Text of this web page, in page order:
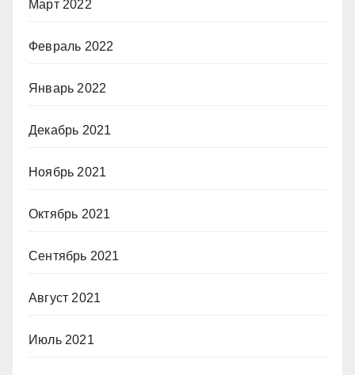
Март 2022
Февраль 2022
Январь 2022
Декабрь 2021
Ноябрь 2021
Октябрь 2021
Сентябрь 2021
Август 2021
Июль 2021